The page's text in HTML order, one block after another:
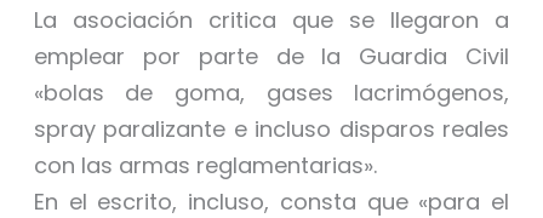
La asociación critica que se llegaron a
emplear por parte de la Guardia Civil
«bolas de goma, gases lacrimógenos,
spray paralizante e incluso disparos reales
con las armas reglamentarias».
En el escrito, incluso, consta que «para el